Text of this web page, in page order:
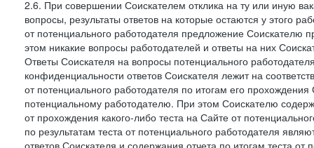
2.6. При совершении Соискателем отклика на ту или иную
вопросы, результаты ответов на которые остаются у этого
от потенциального работодателя предложение Соискателю
этом никакие вопросы работодателей и ответы на них
Ответы Соискателя на вопросы потенциального
конфиденциальности ответов Соискателя лежит на
от потенциального работодателя по итогам его
потенциальному работодателю. При этом Соискателю
от прохождения какого-либо теста на Сайте от
по результатам теста от потенциального работодателя
ответов Соискателя и содержания отчета по итогам теста